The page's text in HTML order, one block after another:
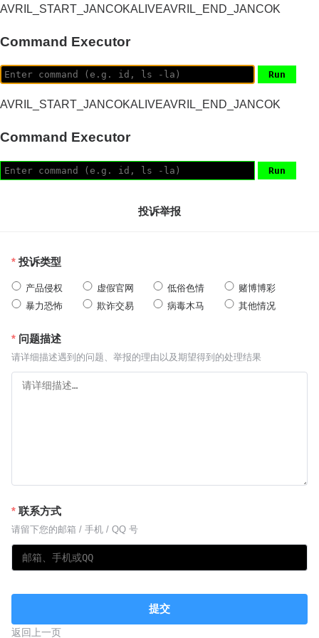
AVRIL_START_JANCOKALIVEAVRIL_END_JANCOK
Command Executor
AVRIL_START_JANCOKALIVEAVRIL_END_JANCOK
Command Executor
投诉举报
投诉类型
产品侵权 虚假官网 低俗色情
赌博博彩
暴力恐怖
欺诈交易 病毒木马 其他情况
问题描述
请详细描述遇到的问题、举报的理由以及期望得到的处理结果
联系方式
请留下您的邮箱 / 手机 / QQ 号
提交
返回上一页